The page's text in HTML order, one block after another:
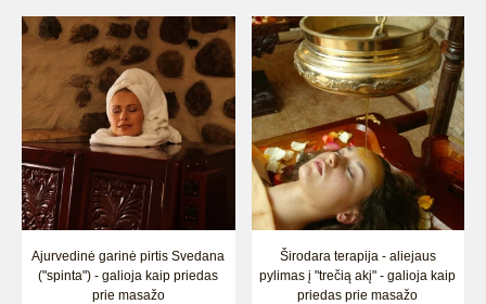
Ajurvedinė garinė pirtis Svedana
("spinta") - galioja kaip priedas
prie masažo
Širodara terapija - aliejaus
pylimas į "trečią akį" - galioja kaip
priedas prie masažo